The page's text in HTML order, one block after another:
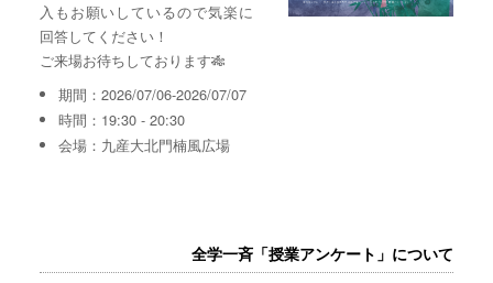
入もお願いしているので気楽に
回答してください！
ご来場お待ちしております🎋
期間：2026/07/06-2026/07/07
時間：19:30 - 20:30
会場：九産大北門楠風広場
全学一斉「授業アンケート」について